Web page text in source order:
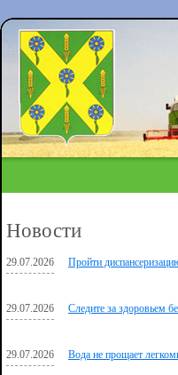
Новости
29.07.2026 Пройти
29.07.2026 Следите за здоровьем
29.07.2026 Вода не прощает